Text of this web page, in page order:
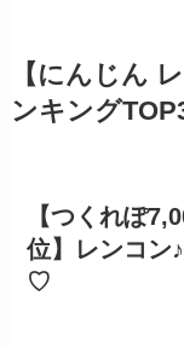
【にんじん
ンキング
【つくれぽ
位】レンコン
♡